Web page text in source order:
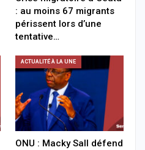
: au moins 67 migrants
périssent lors d’une
tentative…
ACTUALITÉ À LA UNE
ONU : Macky Sall défend